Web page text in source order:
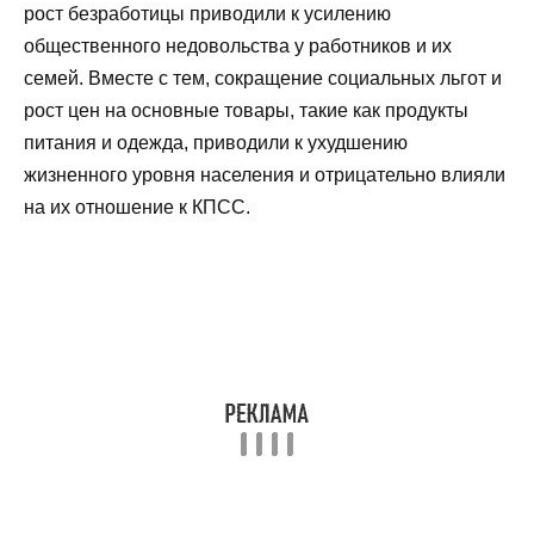
рост безработицы приводили к усилению
общественного недовольства у работников и их
семей. Вместе с тем, сокращение социальных льгот и
рост цен на основные товары, такие как продукты
питания и одежда, приводили к ухудшению
жизненного уровня населения и отрицательно влияли
на их отношение к КПСС.